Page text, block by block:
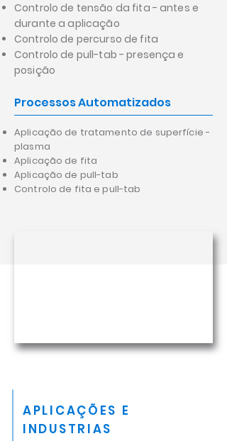
Controlo de tensão da fita - antes e
durante a aplicação
Controlo de percurso de fita
Controlo de pull-tab - presença e
posição
Processos Automatizados
Aplicação de tratamento de superfície -
plasma
Aplicação de fita
Aplicação de pull-tab
Controlo de fita e pull-tab
APLICAÇÕES E
INDUSTRIAS